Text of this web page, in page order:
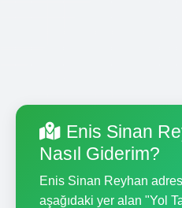
Enis Sinan
Nasıl Giderim?
Enis Sinan Reyhan
aşağıdaki yer alan "Yol